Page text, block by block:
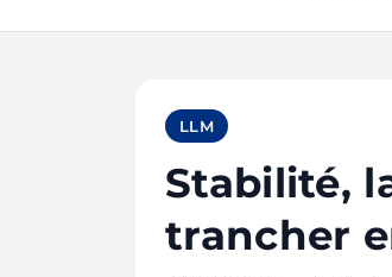
LLM
Stabilité,
trancher